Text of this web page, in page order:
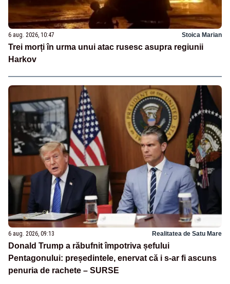
6 aug. 2026, 10:47 Stoica Marian
Trei morți în urma unui atac rusesc asupra regiunii
Harkov
6 aug. 2026, 09:13 Realitatea de Satu Mare
Donald Trump a răbufnit împotriva șefului
Pentagonului: președintele, enervat că i s-ar fi ascuns
penuria de rachete – SURSE